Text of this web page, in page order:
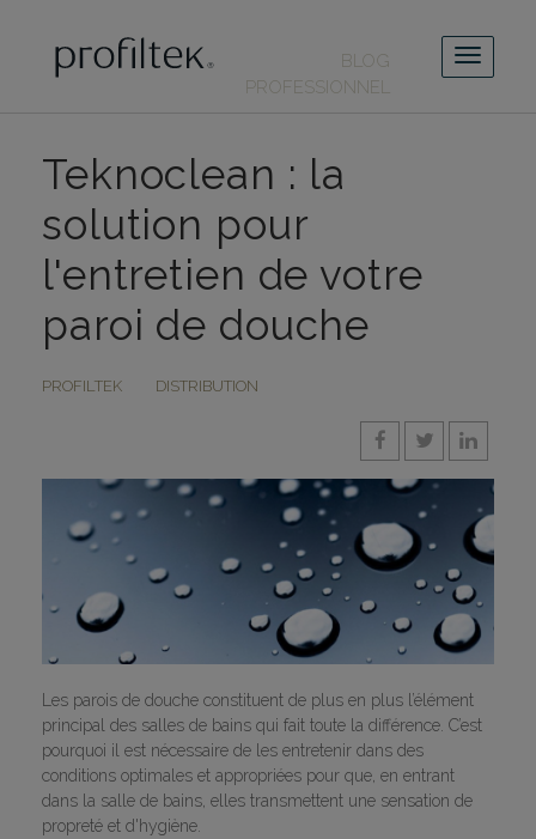
BLOG
PROFESSIONNEL
Teknoclean : la
solution pour
l'entretien de votre
paroi de douche
PROFILTEK DISTRIBUTION
Les parois de douche constituent de plus en plus l’élément
principal des salles de bains qui fait toute la différence. C’est
pourquoi il est nécessaire de les entretenir dans des
conditions optimales et appropriées pour que, en entrant
dans la salle de bains, elles transmettent une sensation de
propreté et d'hygiène.